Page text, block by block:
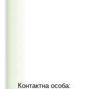
Контактна особа: